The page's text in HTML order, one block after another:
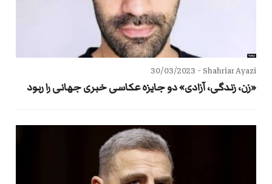
Shahriar Ayazi -
30/03/2023
«زن، زندگی، آزادی» دو جایزه عکاسی خبری جهانی را ربود